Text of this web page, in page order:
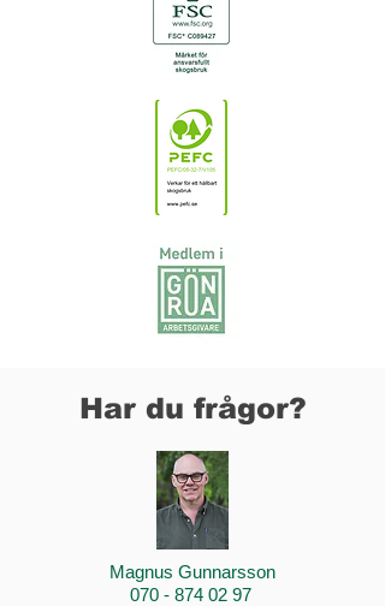
Har du frågor?
Magnus Gunnarsson
070 - 874 02 97